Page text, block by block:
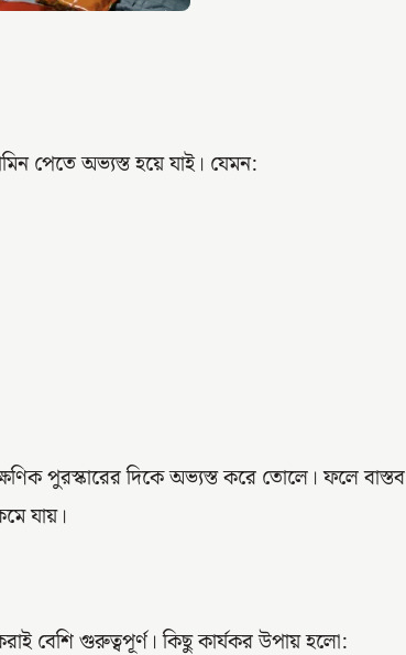
পেতে অভ্যস্ত হয়ে যাই। যেমন:
পুরস্কারের দিকে অভ্যস্ত করে তোলে। ফলে বাস্তব
যায়।
বেশি গুরুত্বপূর্ণ। কিছু কার্যকর উপায় হলো: